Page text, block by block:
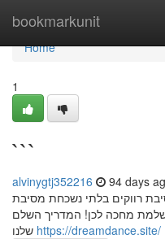
bookmarkunit
Home
Home
1
```
alvinygtj352216 94 days
רווקים בלתי נשכחת מסיבת
מחכה לכן! המדריך השלם
https://dreamdance.site/